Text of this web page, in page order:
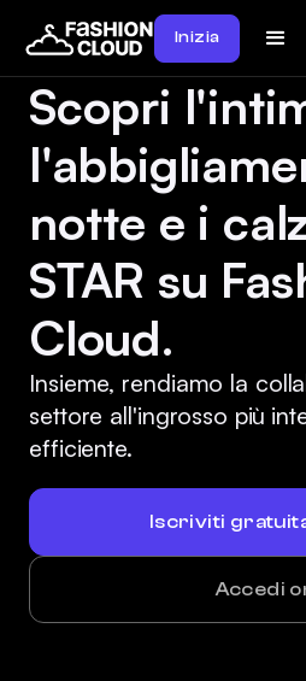
Inizia
Scopri
notte e i
STAR su
Cloud.
Insieme, rendiamo la
settore all'ingrosso più
efficiente.
Iscriviti
Accedi